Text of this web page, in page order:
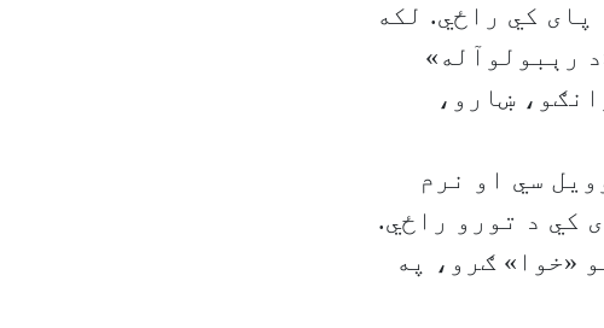
کي راځي. لکه
رېبولوآله»
ښارو،
سي او نرم
کي د تورو راځي.
«خوا» ګرو، په